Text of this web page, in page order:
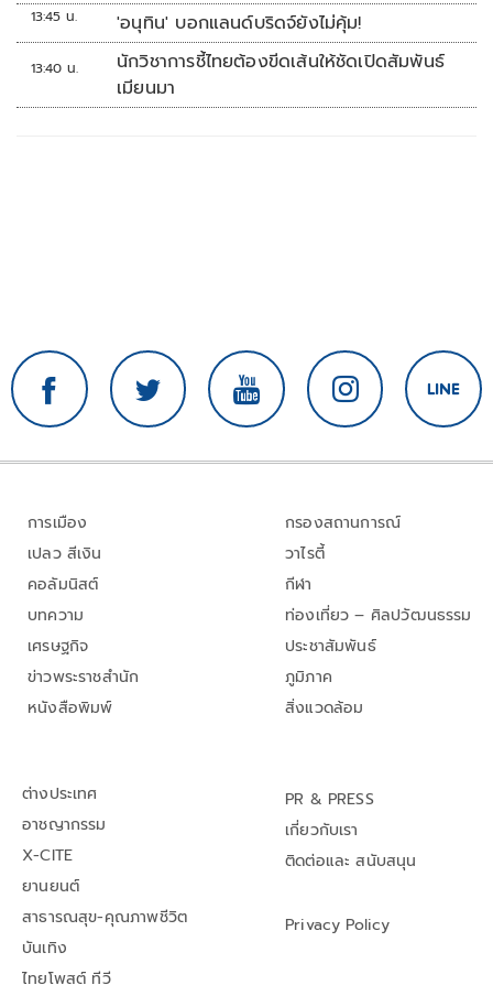
13:45 น. 'อนุทิน' บอกแลนด์บริดจ์ยังไม่คุ้ม!
13:40 น.
นักวิชาการชี้ไทยต้องขีดเส้นให้ชัดเปิดสัมพันธ์
เมียนมา
การเมือง
เปลว สีเงิน
คอลัมนิสต์
บทความ
เศรษฐกิจ
ข่าวพระราชสำนัก
หนังสือพิมพ์
กรองสถานการณ์
วาไรตี้
กีฬา
ท่องเที่ยว – ศิลปวัฒนธรรม
ประชาสัมพันธ์
ภูมิภาค
สิ่งแวดล้อม
ต่างประเทศ
อาชญากรรม
X-CITE
ยานยนต์
สาธารณสุข-คุณภาพชีวิต
บันเทิง
ไทยโพสต์ ทีวี
PR & PRESS
เกี่ยวกับเรา
ติดต่อและ สนับสนุน
Privacy Policy